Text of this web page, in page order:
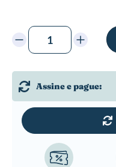
Assine e pague: